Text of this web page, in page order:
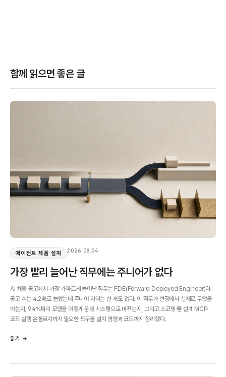
함께 읽으면 좋은 글
에이전트 제품 설계 2026.08.04
가장 빨리 늘어난 직무에는 주니어가 없다
AI 채용 공고에서 가장 가파르게 늘어난 직무는 FDE(Forward Deployed Engineer)다.
공고 수는 4.2배로 늘었는데 주니어 자리는 한 개도 없다. 이 직무가 현장에서 실제로 무엇을
하는지, 94%짜리 모델을 어떻게 운영 시스템으로 바꾸는지, 그리고 스코핑·툴 설계·MCP·
코드 실행·온톨로지까지 필요한 도구를 설치 명령과 코드까지 정리했다.
읽기 →